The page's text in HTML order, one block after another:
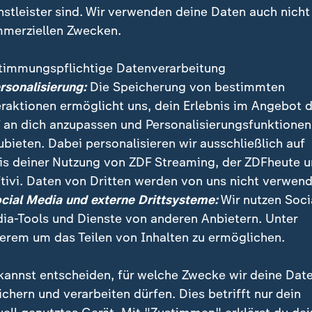
hat einen offiziellen TikTok-Account gestartet.
Plattform TikTok wegen angeblicher
sind. Wir verwenden deine Daten auch nicht
Zwecken.
Datenverarbeitung
Die Speicherung von bestimmten
ermöglicht uns, dein Erlebnis im Angebot
an dich anzupassen und Personalisierungsfunktionen
Dabei personalisieren wir ausschließlich auf
deiner Nutzung von ZDF Streaming, der ZDFheute
Daten von Dritten werden von uns nicht
Media und externe Drittsysteme:Wir nutzen
Tools und Dienste von anderen Anbietern. Unter
um das Teilen von Inhalten zu ermöglichen.
entscheiden, für welche Zwecke wir deine
und verarbeiten dürfen. Dies betrifft nur dein